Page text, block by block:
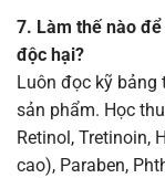
7. Làm thế nào
độc hại?
Luôn đọc kỹ bảng
sản phẩm. Học
Retinol, Tretinoin,
cao), Paraben,